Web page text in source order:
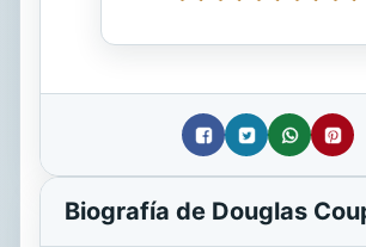
Biografía de Douglas